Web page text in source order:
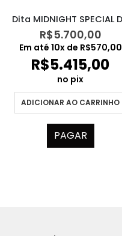
R$5.700,00
Em até 10x de R$570,00
R$5.415,00
no pix
ADICIONAR AO CARRINHO
PAGAR